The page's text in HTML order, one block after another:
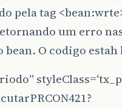
pela tag
um erro
O codigo estah